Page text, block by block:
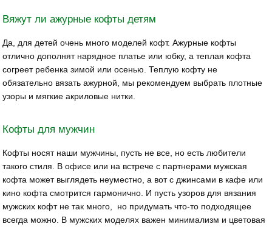
Вяжут ли ажурные кофты детям
Да, для детей очень много моделей кофт. Ажурные кофты
отлично дополнят нарядное платье или юбку, а теплая кофта
согреет ребенка зимой или осенью. Теплую кофту не
обязательно вязать ажурной, мы рекомендуем выбрать плотные
узоры и мягкие акриловые нитки.
Кофты для мужчин
Кофты носят наши мужчины, пусть не все, но есть любители
такого стиля. В офисе или на встрече с партнерами мужская
кофта может выглядеть неуместно, а вот с джинсами в кафе или
кино кофта смотрится гармонично. И пусть узоров для вязания
мужских кофт не так много, но придумать что-то подходящее
всегда можно. В мужских моделях важен минимализм и цветовая